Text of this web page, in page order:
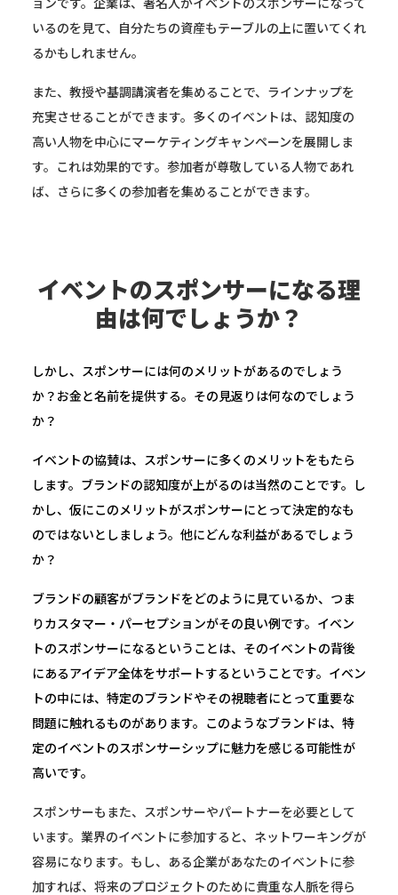
いるのを見て、自分たちの資産もテーブルの上に置いてくれ
るかもしれません。
また、教授や基調講演者を集めることで、ラインナップを
充実させることができます。多くのイベントは、認知度の
高い人物を中心にマーケティングキャンペーンを展開しま
す。これは効果的です。参加者が尊敬している人物であれ
ば、さらに多くの参加者を集めることができます。
イベントのスポンサーになる理
由は何でしょうか？
しかし、スポンサーには何のメリットがあるのでしょう
か？お金と名前を提供する。その見返りは何なのでしょう
か？
イベントの協賛は、スポンサーに多くのメリットをもたら
します。ブランドの認知度が上がるのは当然のことです。し
かし、仮にこのメリットがスポンサーにとって決定的なも
のではないとしましょう。他にどんな利益があるでしょう
か？
ブランドの顧客がブランドをどのように見ているか、つま
りカスタマー・パーセプションがその良い例です。イベン
トのスポンサーになるということは、そのイベントの背後
にあるアイデア全体をサポートするということです。イベン
トの中には、特定のブランドやその視聴者にとって重要な
問題に触れるものがあります。このようなブランドは、特
定のイベントのスポンサーシップに魅力を感じる可能性が
高いです。
スポンサーもまた、スポンサーやパートナーを必要として
います。業界のイベントに参加すると、ネットワーキングが
容易になります。もし、ある企業があなたのイベントに参
加すれば、将来のプロジェクトのために貴重な人脈を得ら